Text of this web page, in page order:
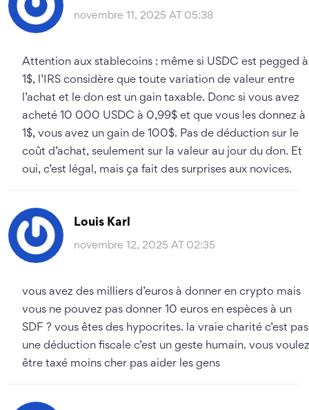
novembre 11, 2025 AT 05:38
Attention aux stablecoins : même si USDC est pegged à
1$, l’IRS considère que toute variation de valeur entre
l’achat et le don est un gain taxable. Donc si vous avez
acheté 10 000 USDC à 0,99$ et que vous les donnez à
1$, vous avez un gain de 100$. Pas de déduction sur le
coût d’achat, seulement sur la valeur au jour du don. Et
oui, c’est légal, mais ça fait des surprises aux novices.
Louis Karl
novembre 12, 2025 AT 02:35
vous avez des milliers d’euros à donner en crypto mais
vous ne pouvez pas donner 10 euros en espèces à un
SDF ? vous êtes des hypocrites. la vraie charité c’est pas
une déduction fiscale c’est un geste humain. vous voulez
être taxé moins cher pas aider les gens